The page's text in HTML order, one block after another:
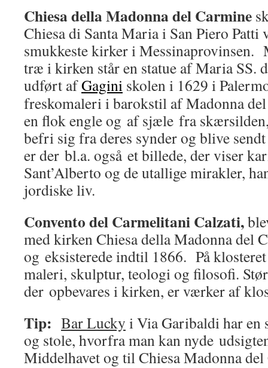
Chiesa della Madonna del Carmine
Chiesa di Santa Maria i San Piero Patti
smukkeste kirker i Messinaprovinsen.
træ i kirken står en statue af Maria SS.
udført afGagini skolen i 1629 i
freskomaleri i barokstil af Madonna
en flok engle og af sjæle fra
befri sig fra deres synder og blive
er der bl.a. også et billede, der viser
Sant’Alberto og de utallige mirakler,
jordiske liv.
Convento del Carmelitani Calzati,
med kirken Chiesa della Madonna del
og eksisterede indtil 1866. På
maleri, skulptur, teologi og filosofi.
der opbevares i kirken, er værker af
Tip: Bar Lucky i Via Garibaldi har en
og stole, hvorfra man kan nyde
Middelhavet og til Chiesa Madonna